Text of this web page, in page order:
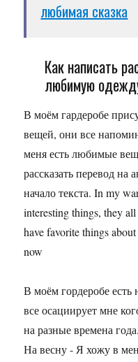
любимая сказка
Как написать
любимую
В моём гардеробе
вещей, они все
меня есть любимые
рассказать перевод на
начало текста. In my
interesting things, they
have favorite things
now
В моём гордеробе
все осациирует мне
на разные времена
На весну - Я хожу в